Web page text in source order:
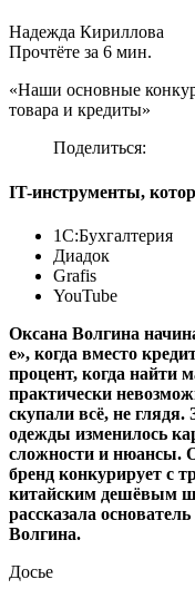
Надежда Кириллова
Прочтёте за 6 мин.
«Наши основные
товара и кредиты»
Поделиться:
IT-инструменты,
1С:Бухгалтерия
Диадок
Grafis
YouTube
Оксана Волгина
е», когда вместо
процент, когда найти
практически
скупали всё, не
одежды изменилось
сложности и нюансы.
бренд конкурирует с
китайским дешёвым
рассказала
Волгина.
Досье